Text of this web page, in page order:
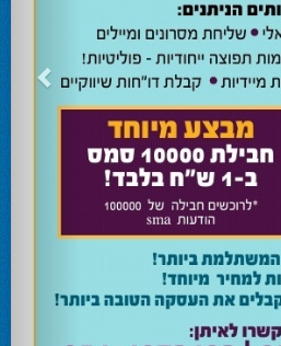
24.02.24
בבחירות המוניציפליות שיתקיימו ביום
את הבחירות בעכו ויכהן כראש העיר.
העיר זכה במנדט אחד ואילו שמעון
להיבחר.
23.10.24
או השמאל? האם ההסכם חוקי או לא?שמירה
בחירות בליכוד העולמי . הכל במגזין